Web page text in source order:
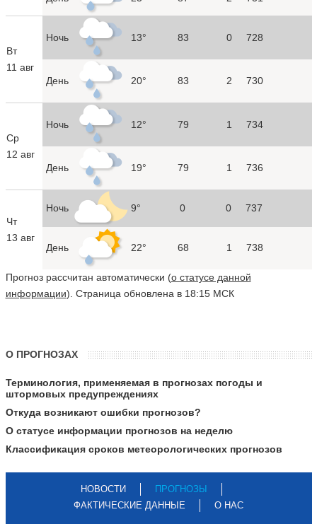
Вт
11 авг
Ночь 13° 83 0 728
День 20° 83 2 730
Ср
12 авг
Ночь 12° 79 1 734
День 19° 79 1 736
Чт
13 авг
Ночь 9° 0 0 737
День 22° 68 1 738
Прогноз рассчитан автоматически (о статусе данной
информации). Страница обновлена в 18:15 МСК
О ПРОГНОЗАХ
Терминология, применяемая в прогнозах погоды и
штормовых предупреждениях
Откуда возникают ошибки прогнозов?
О статусе информации прогнозов на неделю
Классификация сроков метеорологических прогнозов
НОВОСТИ
ПРОГНОЗЫ
ФАКТИЧЕСКИЕ ДАННЫЕ
О НАС